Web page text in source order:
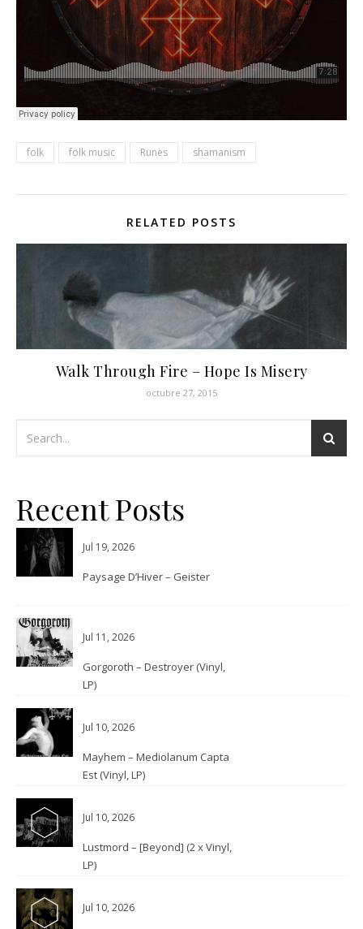
folk folk music Runes shamanism
RELATED POSTS
Walk Through Fire – Hope Is Misery
octubre 27, 2015
Recent Posts
Jul 19, 2026
Paysage D’Hiver – Geister
Jul 11, 2026
Gorgoroth – Destroyer (Vinyl,
LP)
Jul 10, 2026
Mayhem – Mediolanum Capta
Est (Vinyl, LP)
Jul 10, 2026
Lustmord – [Beyond] (2 x Vinyl,
LP)
Jul 10, 2026